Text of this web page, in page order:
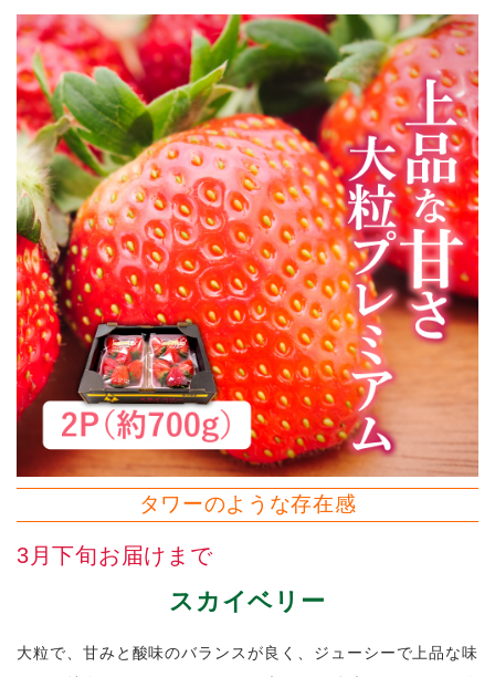
タワーのような存在感
3月下旬お届けまで
スカイベリー
大粒で、甘みと酸味のバランスが良く、ジューシーで上品な味